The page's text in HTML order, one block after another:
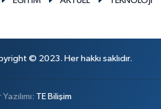
© 2023. Her hakkı saklıdır.
TE Bilişim